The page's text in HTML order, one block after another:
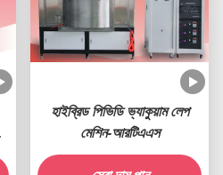
হাইব্রিড পিভিডি ভ্যাকুয়াম লেপ
মেশিন-আরটিএএস